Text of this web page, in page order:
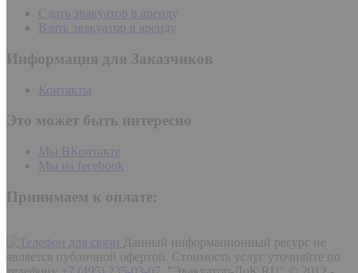
Сдать эвакуатор в аренду
Взять эвакуатор в аренду
Информация для Заказчиков
Контакты
Это может быть интересно
Мы ВКонтакте
Мы на fecebook
Принимаем к оплате:
Данный информационный ресурс не
является публичной офертой. Стоимость услуг уточняйте по